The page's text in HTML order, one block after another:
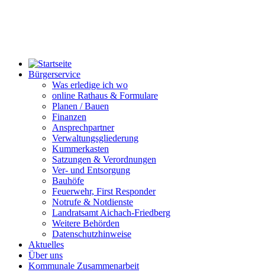
Bürgerservice
Was erledige ich wo
online Rathaus & Formulare
Planen / Bauen
Finanzen
Ansprechpartner
Verwaltungsgliederung
Kummerkasten
Satzungen & Verordnungen
Ver- und Entsorgung
Bauhöfe
Feuerwehr, First Responder
Notrufe & Notdienste
Landratsamt Aichach-Friedberg
Weitere Behörden
Datenschutzhinweise
Aktuelles
Über uns
Kommunale Zusammenarbeit